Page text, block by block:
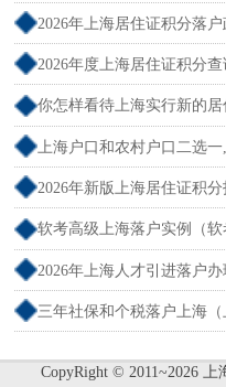
吗？）
2026年上海居住证积分落
户政策2026年）
2026年度上海居住证积分
分）
你怎样看待上海实行新的
新规）
上海户口和农村户口二选
口哪个值钱）
2026年新版上海居住证积
标）
软考高级上海落户实例（软
2026年上海人才引进落户
所需时间）
三年社保和个税落户上海
CopyRight © 2011~2026